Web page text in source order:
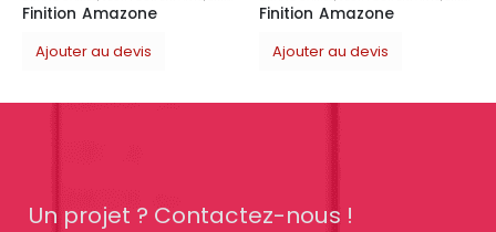
Finition Amazone
Ajouter au devis
Un projet ? Contactez-nous !